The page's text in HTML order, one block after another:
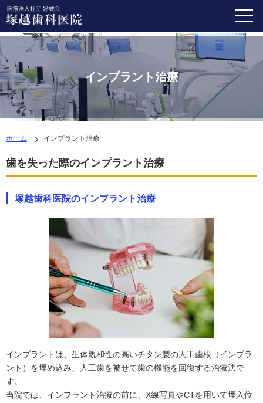
インプラント治療
ホーム インプラント治療
歯を失った際のインプラント治療
塚越歯科医院のインプラント治療
インプラントは、生体親和性の高いチタン製の人工歯根（インプラ
ント）を埋め込み、人工歯を被せて歯の機能を回復する治療法で
す。
当院では、インプラント治療の前に、X線写真やCTを用いて埋入位